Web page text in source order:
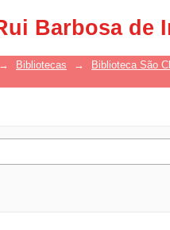
Barbosa de
→ Bibliotecas →
Biblioteca São